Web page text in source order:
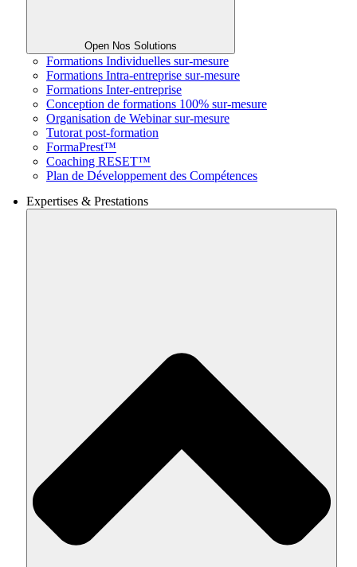
Open Nos Solutions
Formations Individuelles sur-mesure
Formations Intra-entreprise sur-mesure
Formations Inter-entreprise
Conception de formations 100% sur-mesure
Organisation de Webinar sur-mesure
Tutorat post-formation
FormaPrest™
Coaching RESET™
Plan de Développement des Compétences
Expertises & Prestations